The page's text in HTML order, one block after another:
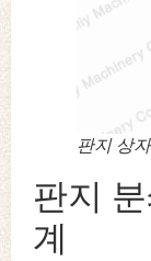
판지 상
판지
계